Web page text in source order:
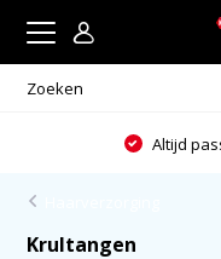
Altijd
Krultangen